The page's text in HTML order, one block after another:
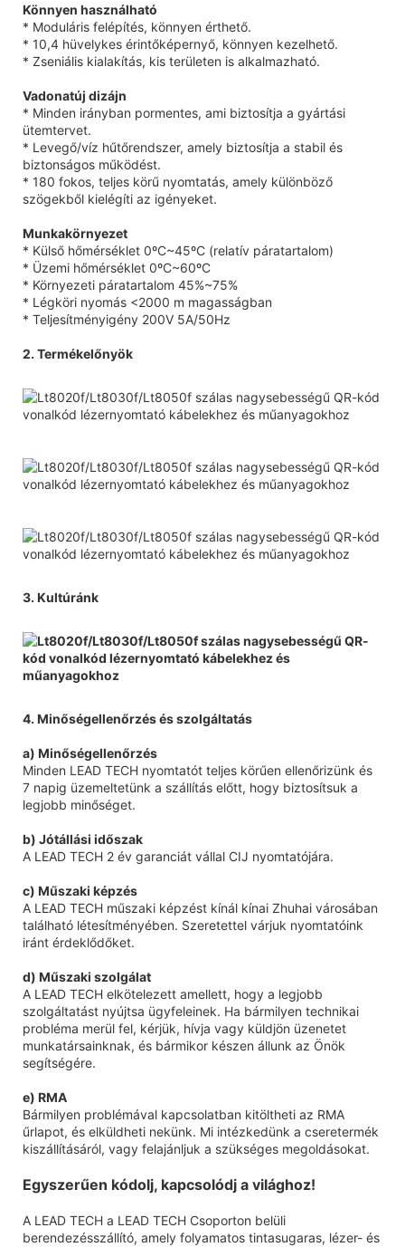
Könnyen használható
* Moduláris felépítés, könnyen érthető.
* 10,4 hüvelykes érintőképernyő, könnyen kezelhető.
* Zseniális kialakítás, kis területen is alkalmazható.
Vadonatúj dizájn
* Minden irányban pormentes, ami biztosítja a gyártási
ütemtervet.
* Levegő/víz hűtőrendszer, amely biztosítja a stabil és
biztonságos működést.
* 180 fokos, teljes körű nyomtatás, amely különböző
szögekből kielégíti az igényeket.
Munkakörnyezet
* Külső hőmérséklet 0ºC~45ºC (relatív páratartalom)
* Üzemi hőmérséklet 0ºC~60ºC
* Környezeti páratartalom 45%~75%
* Légköri nyomás <2000 m magasságban
* Teljesítményigény 200V 5A/50Hz
2. Termékelőnyök
3. Kultúránk
4. Minőségellenőrzés és szolgáltatás
a) Minőségellenőrzés
Minden LEAD TECH nyomtatót teljes körűen ellenőrizünk és
7 napig üzemeltetünk a szállítás előtt, hogy biztosítsuk a
legjobb minőséget.
b) Jótállási időszak
A LEAD TECH 2 év garanciát vállal CIJ nyomtatójára.
c) Műszaki képzés
A LEAD TECH műszaki képzést kínál kínai Zhuhai városában
található létesítményében. Szeretettel várjuk nyomtatóink
iránt érdeklődőket.
d) Műszaki szolgálat
A LEAD TECH elkötelezett amellett, hogy a legjobb
szolgáltatást nyújtsa ügyfeleinek. Ha bármilyen technikai
probléma merül fel, kérjük, hívja vagy küldjön üzenetet
munkatársainknak, és bármikor készen állunk az Önök
segítségére.
e) RMA
Bármilyen problémával kapcsolatban kitöltheti az RMA
űrlapot, és elküldheti nekünk. Mi intézkedünk a cseretermék
kiszállításáról, vagy felajánljuk a szükséges megoldásokat.
Egyszerűen kódolj, kapcsolódj a világhoz!
A LEAD TECH a LEAD TECH Csoporton belüli
berendezésszállító, amely folyamatos tintasugaras, lézer- és